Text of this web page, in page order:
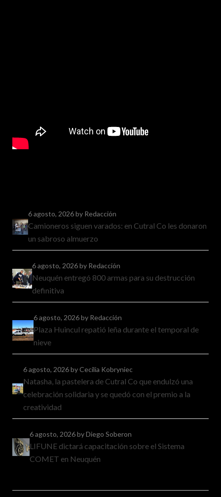
6 agosto, 2026by Redacción
Camioneros siguen varados: en Cutral Co les donaron
un sabroso almuerzo
6 agosto, 2026by Redacción
Neuquén entregó 800 armas para su destrucción
definitiva
6 agosto, 2026by Redacción
Plaza Huincul repatió leña durante el temporal de
nieve
6 agosto, 2026by Cecilia Kobryniec
Natasha, la pastelera de Cutral Co que endulzó una
celebración solidaria y se quedó con el premio a la
creatividad
6 agosto, 2026by Diego Soberon
LIFUNE dictará capacitación sobre el Sistema
COMET en Neuquén